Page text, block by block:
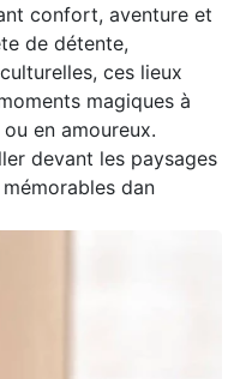
confort, aventure et
de détente,
ces lieux
magiques à
en amoureux.
devant les paysages
dan